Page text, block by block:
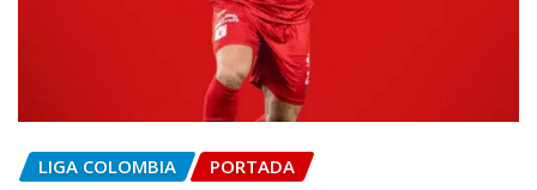
LIGA COLOMBIA PORTADA